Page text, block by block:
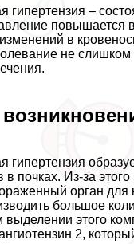
гипертензия –
повышается
в
не слишком
гипертензия
почках. Из-за этого
орган для
большое
этого
2,